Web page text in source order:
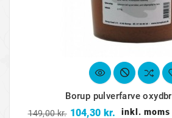
Borup pulverfarve
149,00 kr. 104,30 kr. Normalpris
Pris
inkl. moms